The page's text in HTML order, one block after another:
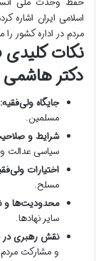
اسلامی ایران
مردم در اداره کشور
دکتر هاشمی
جایگاه ولی‌فقیه:
مسلمین.
شرایط و
سیاسی عدالت
اختیارات
مسلح.
محدودیت‌ها و
سایر نهادها.
نقش رهبری
و مشارکت